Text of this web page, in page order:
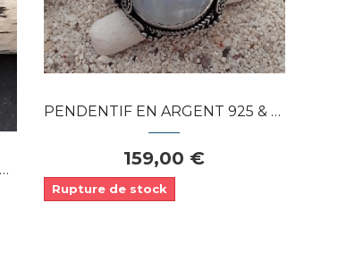
APERÇU RAPIDE
PENDENTIF EN ARGENT 925 & OR ORNE PIERRE...
159,00 €
Rupture de stock